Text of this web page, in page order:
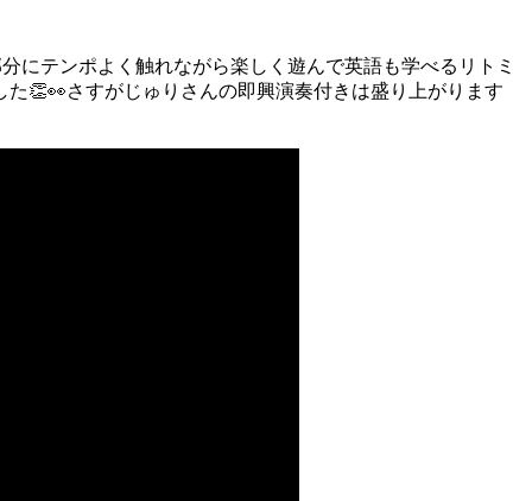
にテンポよく触れながら楽しく遊んで英語も学べるリトミ
た👏👀さすがじゅりさんの即興演奏付きは盛り上がります